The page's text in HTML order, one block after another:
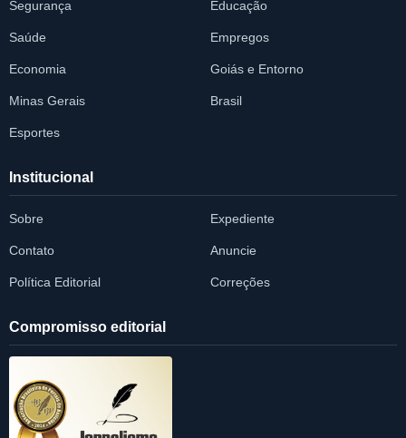
Segurança Educação
Saúde Empregos
Economia Goiás e Entorno
Minas Gerais Brasil
Esportes
Institucional
Sobre Expediente
Contato Anuncie
Política Editorial Correções
Compromisso editorial